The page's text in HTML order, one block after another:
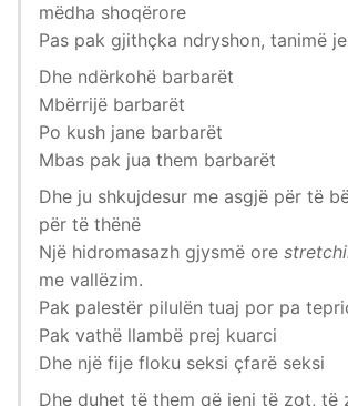
mëdha shoqërore
Pas pak gjithçka ndryshon, tanimë
Dhe ndërkohë barbarët
Mbërrijë barbarët
Po kush jane barbarët
Mbas pak jua them barbarët
Dhe ju shkujdesur me asgjë për të
për të thënë
Një hidromasazh gjysmë ore
me vallëzim.
Pak palestër pilulën tuaj por pa
Pak vathë llambë prej kuarci
Dhe një fije floku seksi çfarë seksi
Dhe duhet të them që jeni të zot, të